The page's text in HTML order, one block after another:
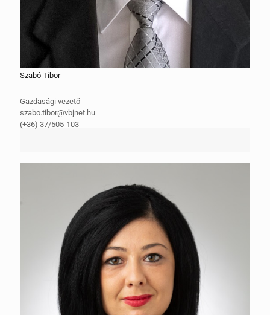
Szabó Tibor
Gazdasági vezető
szabo.tibor@vbjnet.hu
(+36) 37/505-103